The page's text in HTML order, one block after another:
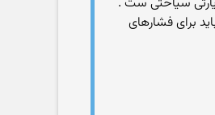
برای فشارهای